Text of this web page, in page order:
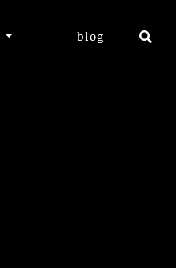
blog